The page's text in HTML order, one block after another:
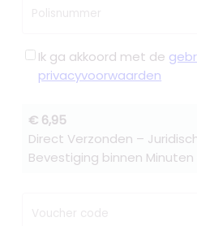
Polisnummer
Ik ga akkoord met de
privacyvoorwaarden
€ 6,95
Direct Verzonden –
Bevestiging binnen
Voucher code